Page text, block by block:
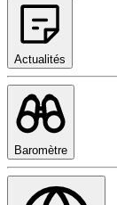
Actualités
Baromètre